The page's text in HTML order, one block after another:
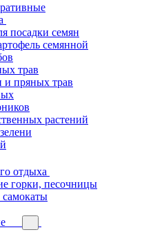
посадки семян
семянной
трав
и пряных трав
растений
отдыха
горки, песочницы